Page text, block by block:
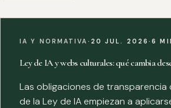
IA Y NORMATIVA · 20 JUL. 2026·6
Ley de IA y webs culturales: qué cambia
Las obligaciones de
de la Ley de IA empiezan a